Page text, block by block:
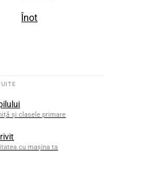
Înot
și clasele primare
cu mașina ta